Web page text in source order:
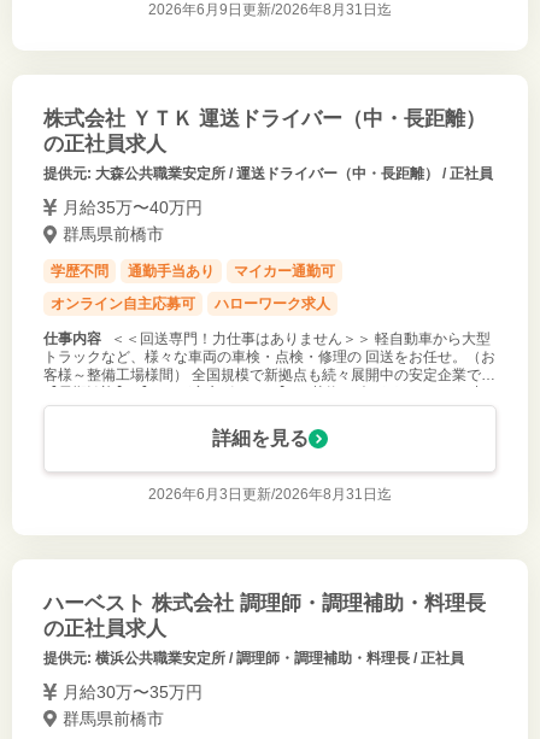
2026年6月9日更新/2026年8月31日迄
株式会社 ＹＴＫ 運送ドライバー（中・長距離）
の正社員求人
提供元: 大森公共職業安定所 / 運送ドライバー（中・長距離） / 正社員
月給35万〜40万円
群馬県前橋市
学歴不問 通勤手当あり
マイカー通勤可
オンライン自主応募可
ハローワーク求人
仕事内容
＜＜回送専門！力仕事はありません＞＞ 軽自動車から大型
トラックなど、様々な車両の車検・点検・修理の 回送をお任せ。（お
客様～整備工場様間） 全国規模で新拠点も続々展開中の安定企業です
仕事なし！ ・
詳細を見る
2026年6月3日更新/2026年8月31日迄
ハーベスト 株式会社 調理師・調理補助・料理長
の正社員求人
提供元: 横浜公共職業安定所 / 調理師・調理補助・料理長 / 正社員
月給30万〜35万円
群馬県前橋市